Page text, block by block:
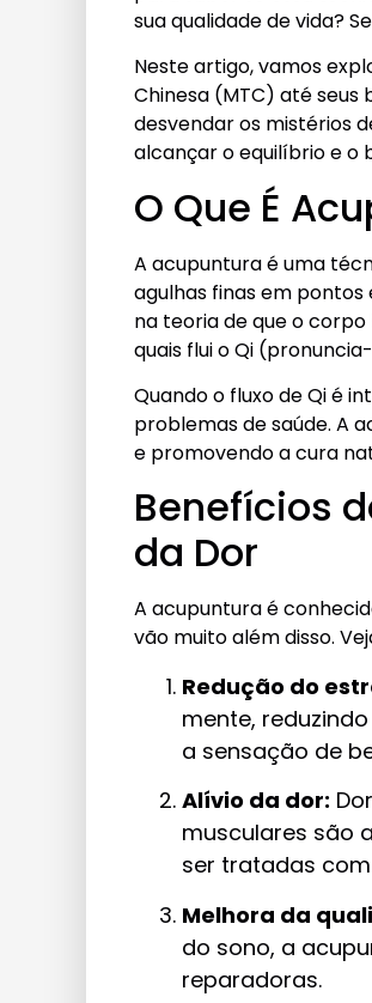
sua qualidade de vida?
Neste artigo, vamos
Chinesa (MTC) até
desvendar os mistérios
alcançar o equilíbrio e o
O Que É
A acupuntura é uma
agulhas finas em
na teoria de que o
quais flui o Qi
Quando o fluxo de Qi é
problemas de saúde. A
e promovendo a cura
Benefícios
da Dor
A acupuntura é
vão muito além disso.
Redução do
mente,
a sensação de
Alívio da dor:
musculares são
ser tratadas
Melhora da
do sono, a
reparadoras.